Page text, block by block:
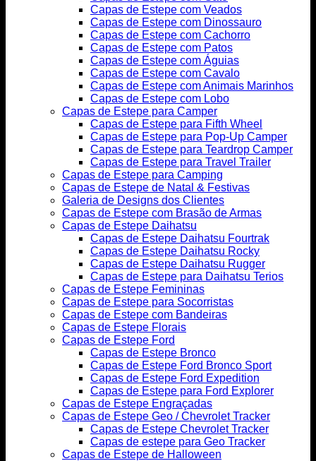
Capas de Estepe com Veados
Capas de Estepe com Dinossauro
Capas de Estepe com Cachorro
Capas de Estepe com Patos
Capas de Estepe com Águias
Capas de Estepe com Cavalo
Capas de Estepe com Animais Marinhos
Capas de Estepe com Lobo
Capas de Estepe para Camper
Capas de Estepe para Fifth Wheel
Capas de Estepe para Pop-Up Camper
Capas de Estepe para Teardrop Camper
Capas de Estepe para Travel Trailer
Capas de Estepe para Camping
Capas de Estepe de Natal & Festivas
Galeria de Designs dos Clientes
Capas de Estepe com Brasão de Armas
Capas de Estepe Daihatsu
Capas de Estepe Daihatsu Fourtrak
Capas de Estepe Daihatsu Rocky
Capas de Estepe Daihatsu Rugger
Capas de Estepe para Daihatsu Terios
Capas de Estepe Femininas
Capas de Estepe para Socorristas
Capas de Estepe com Bandeiras
Capas de Estepe Florais
Capas de Estepe Ford
Capas de Estepe Bronco
Capas de Estepe Ford Bronco Sport
Capas de Estepe Ford Expedition
Capas de Estepe para Ford Explorer
Capas de Estepe Engraçadas
Capas de Estepe Geo / Chevrolet Tracker
Capas de Estepe Chevrolet Tracker
Capas de estepe para Geo Tracker
Capas de Estepe de Halloween